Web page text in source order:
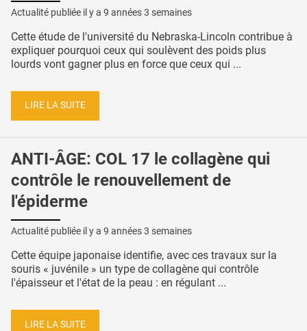
Actualité publiée il y a 9 années 3 semaines
Cette étude de l'université du Nebraska-Lincoln contribue à
expliquer pourquoi ceux qui soulèvent des poids plus
lourds vont gagner plus en force que ceux qui ...
LIRE LA SUITE
ANTI-ÂGE: COL 17 le collagène qui
contrôle le renouvellement de
l'épiderme
Actualité publiée il y a 9 années 3 semaines
Cette équipe japonaise identifie, avec ces travaux sur la
souris « juvénile » un type de collagène qui contrôle
l'épaisseur et l'état de la peau : en régulant ...
LIRE LA SUITE